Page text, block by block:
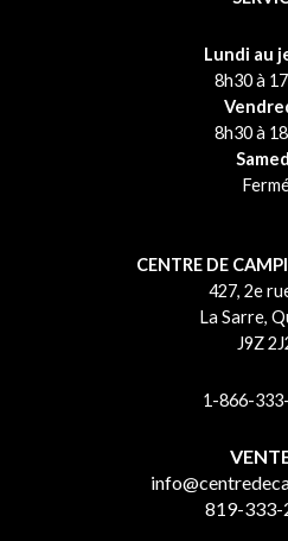
Lundi au
8h30 à
8h30 à
CENTRE DE
427, 2e
La Sarre,
J9Z
1-866-
819-333-